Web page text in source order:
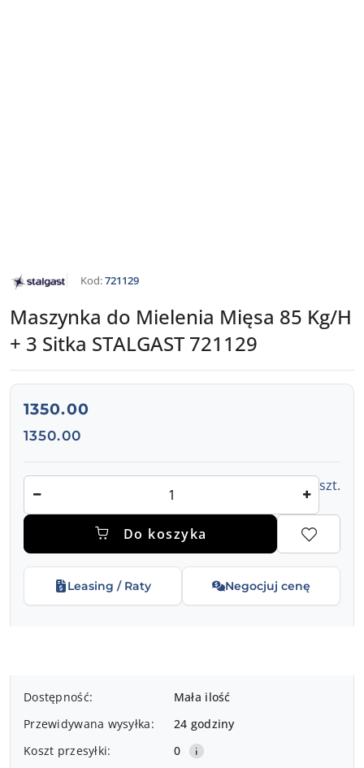
NAZWA
PRODUCENTA:Kod:721129
Maszynka do Mielenia Mięsa 85 Kg/H
+ 3 Sitka STALGAST 721129
cena:
1350.00
Cena:
1350.00
Ilość szt.
Do koszyka
Leasing / Raty Negocjuj cenę
Dostępność
dostawa
Dostępność:
Mała ilość
Przewidywana wysyłka:
24 godziny
Koszt przesyłki:
0